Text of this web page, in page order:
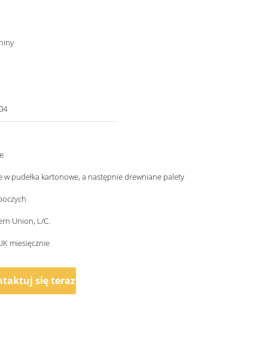
w pudełka kartonowe, a następnie drewniane palety
Union, L/C.
miesięcznie
się teraz